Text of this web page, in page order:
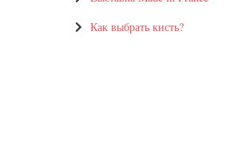
Как выбрать кисть?